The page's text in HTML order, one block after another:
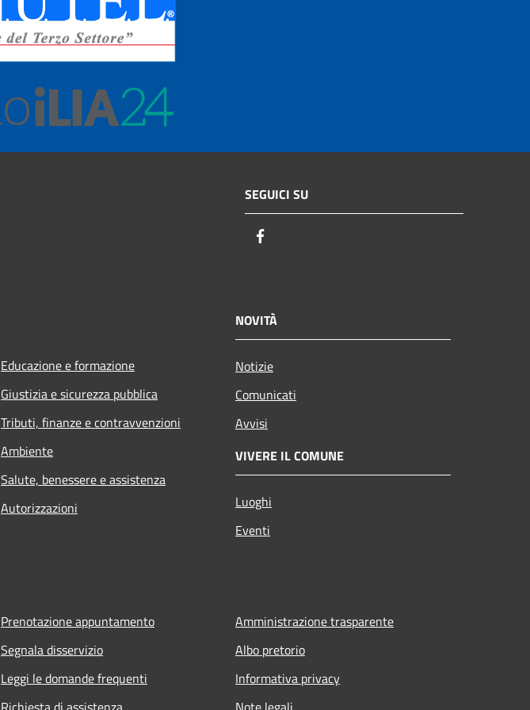
SEGUICI SU
Educazione e formazione
Giustizia e sicurezza pubblica
Tributi, finanze e contravvenzioni
Ambiente
Salute, benessere e assistenza
Autorizzazioni
NOVITÀ
Notizie
Comunicati
Avvisi
VIVERE IL COMUNE
Luoghi
Eventi
Prenotazione appuntamento
Segnala disservizio
Leggi le domande frequenti
Amministrazione trasparente
Albo pretorio
Informativa privacy